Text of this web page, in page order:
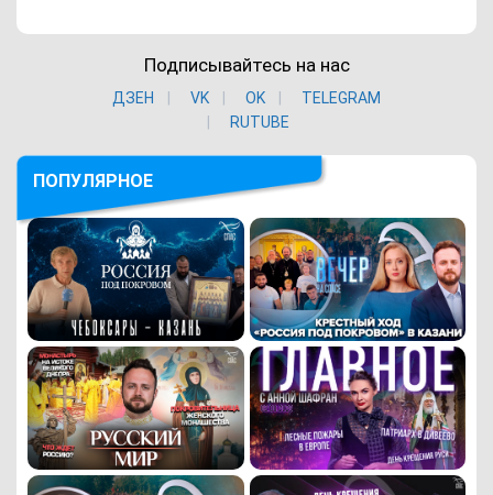
Подписывайтесь на нас
ДЗЕН VK ОK
TELEGRAM
RUTUBE
ПОПУЛЯРНОЕ